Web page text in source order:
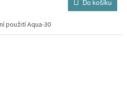
Do košíku
použití Aqua-30